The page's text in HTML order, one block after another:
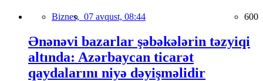
Biznes, 07 avqust, 08:44 600
Ənənəvi bazarlar şəbəkələrin təzyiqi
altında: Azərbaycan ticarət
qaydalarını niyə dəyişməlidir